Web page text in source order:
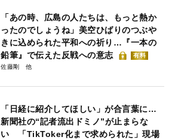
「あの時、広島の人たちは、もっと熱か
ったのでしょうね」美空ひばりのつぶや
きに込められた平和への祈り…『一本の
鉛筆』で伝えた反戦への意志
有料
佐藤剛
「日経に紹介してほしい」が合言葉に…
新聞社の“記者流出ドミノ”が止まらな
い 「TikToker化まで求められた」現場